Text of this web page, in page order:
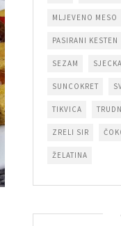
MLJEVENO MESO
PASIRANI KESTEN
SEZAM
SUNCOKRET
TIKVICA
ZRELI SIR
ŽELATINA